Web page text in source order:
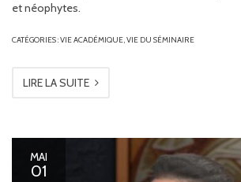
et néophytes.
CATÉGORIES :VIE ACADÉMIQUE,VIE DU SÉMINAIRE
LIRE LA SUITE
MAI
01